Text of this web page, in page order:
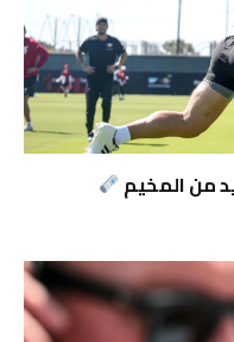
من المخيم